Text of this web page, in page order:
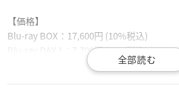
【価格】
Blu-ray BOX：17,600円 (10%税込)
Blu-ray DAY 1：7,700円 (10%税込)
Blu-ray DAY 2：7,700円 (10%税込)